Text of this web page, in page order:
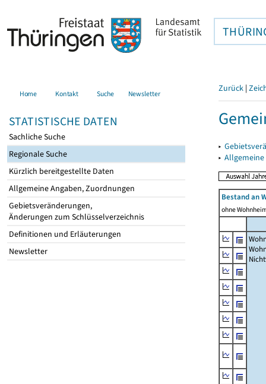
Home Kontakt Suche Newsletter
STATISTISCHE DATEN
Sachliche Suche
Regionale Suche
Kürzlich bereitgestellte Daten
Allgemeine Angaben, Zuordnungen
Gebietsveränderungen,
Änderungen zum Schlüsselverzeichnis
Definitionen und Erläuterungen
Newsletter
Zurück |
▸
▸
Bestand an
ohne